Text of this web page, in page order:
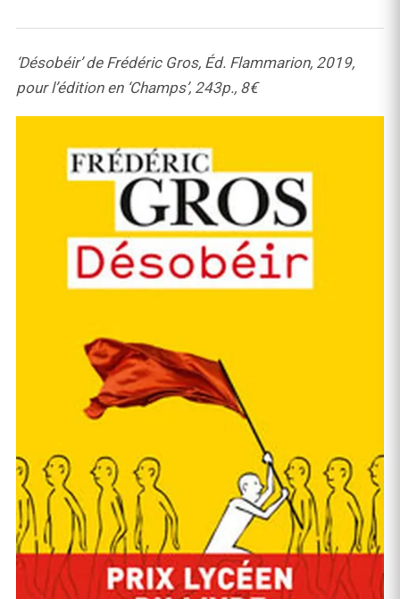
‘Désobéir’ de Frédéric Gros, Éd. Flammarion, 2019,
pour l’édition en ‘Champs’, 243p., 8€